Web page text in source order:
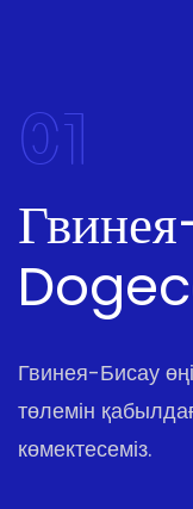
01
Гвинея-Бисау
төлемін
көмектесеміз.